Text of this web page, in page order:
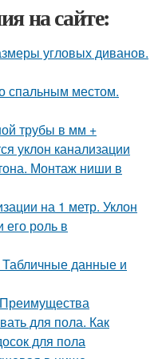
на сайте:
угловых диванов.
спальным местом.
трубы в мм +
уклон канализации
Монтаж ниши в
на 1 метр. Уклон
роль в
Табличные данные и
для пола. Как
для пола